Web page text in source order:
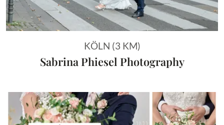
KÖLN (3 KM)
Sabrina Phiesel Photography